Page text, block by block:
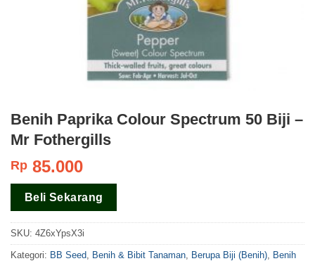
Benih Paprika Colour Spectrum 50 Biji –
Mr Fothergills
Rp 85.000
Beli Sekarang
SKU: 4Z6xYpsX3i
Kategori: BB Seed Benih & Bibit Tanaman Berupa Biji (Benih) Benih